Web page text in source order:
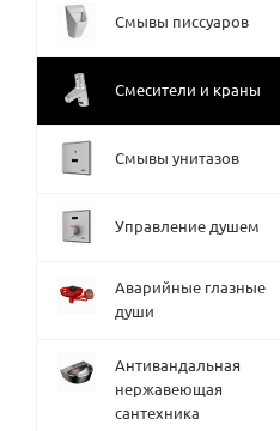
Смывы писсуаров
Смесители и краны
Смывы унитазов
Управление душем
Аварийные глазные
души
Антивандальная
нержавеющая
сантехника